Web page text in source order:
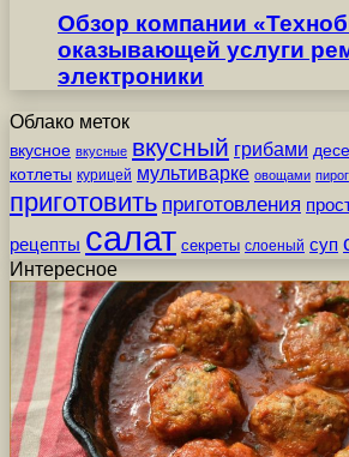
Обзор компании
оказывающей услуги
электроники
Облако меток
вкусное вкусные вкусный грибами
котлеты курицей мультиварке овощами пирог
приготовить приготовления
рецепты салат секреты слоеный суп
Интересное